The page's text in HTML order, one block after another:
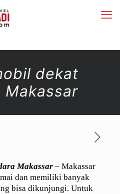
dekat
Makassar
Makassar– Makassar
dan memiliki banyak
bisa dikunjungi. Untuk